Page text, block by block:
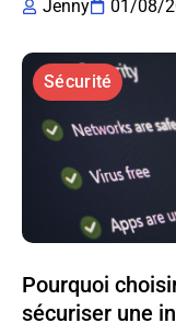
Jenny
01/08/
Sécurité
Pourquoi
sécuriser une